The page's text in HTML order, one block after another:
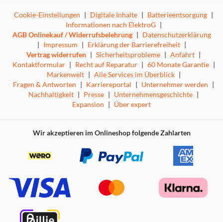
Cookie-Einstellungen | Digitale Inhalte | Batterieentsorgung |
Informationen nach ElektroG |
AGB Onlinekauf / Widerrufsbelehrung | Datenschutzerklärung
| Impressum | Erklärung der Barrierefreiheit |
Vertrag widerrufen | Sicherheitsprobleme | Anfahrt |
Kontaktformular | Recht auf Reparatur | 60 Monate Garantie |
Markenwelt | Alle Services im Überblick |
Fragen & Antworten | Karriereportal | Unternehmer werden |
Nachhaltigkeit | Presse | Unternehmensgeschichte |
Expansion | Über expert
Wir akzeptieren im Onlineshop folgende Zahlarten